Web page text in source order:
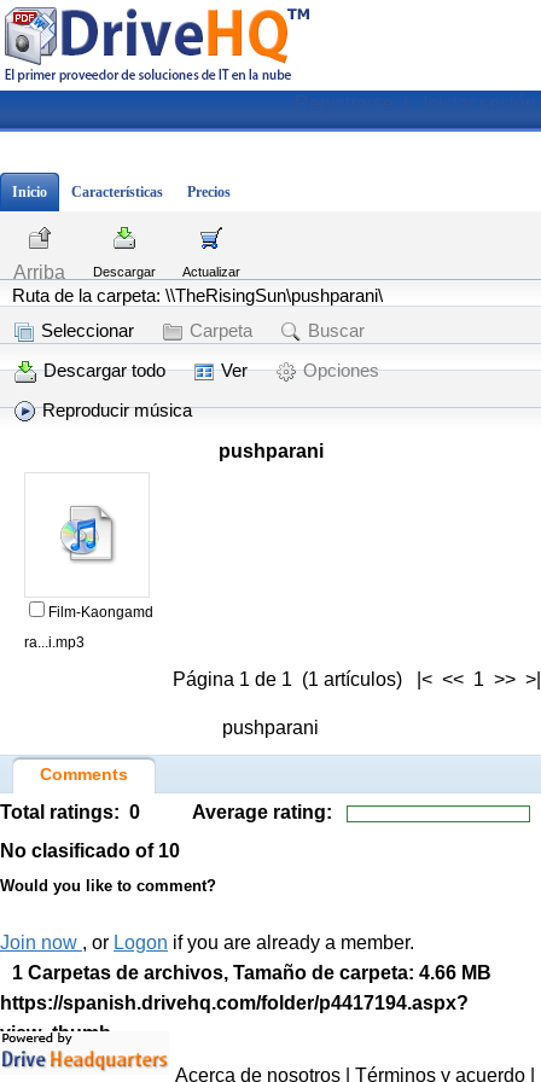
Registrarse Iniciar sesión
Inicio Características Precios
Arriba Descargar Actualizar
Ruta de la carpeta: \\TheRisingSun\pushparani\
Seleccionar
Carpeta
Buscar
Descargar todo
Ver
Opciones
Reproducir música
pushparani
Film-Kaongamd
ra...i.mp3
Página 1 de 1 (1 artículos) |< << 1 >> >|
pushparani
Comments
Total ratings: 0
Average rating:
No clasificado of 10
Would you like to comment?
Join now , or Logon if you are already a member.
1 Carpetas de archivos, Tamaño de carpeta: 4.66 MB
https://spanish.drivehq.com/folder/p4417194.aspx?
view=thumb
Acerca de nosotros Términos y acuerdo